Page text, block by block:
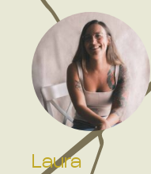
Laura